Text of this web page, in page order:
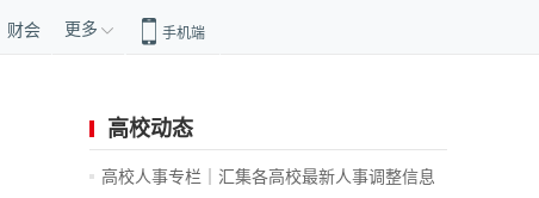
财会 更多 手机端
高校动态
高校人事专栏｜汇集各高校最新人事调整信息